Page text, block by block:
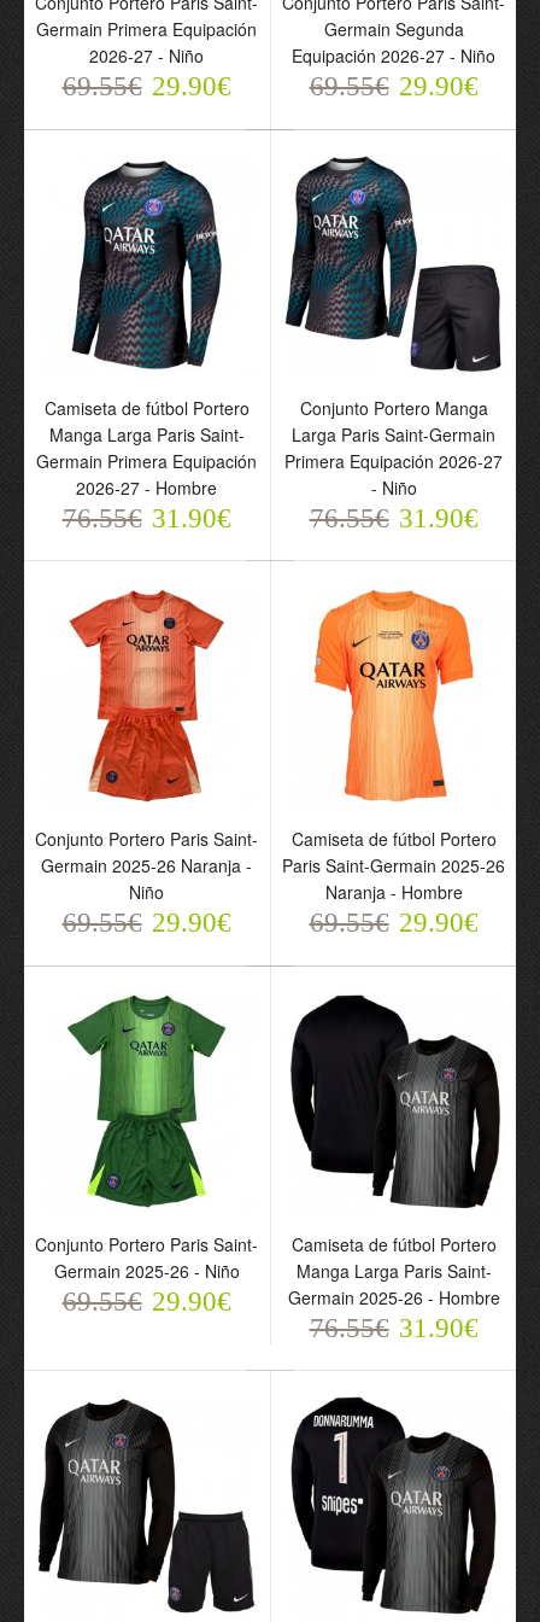
Saint-Germain Primera
Equipación 2026-27 -
Niño
69.55€
Saint-Germain Segunda
Equipación 2026-27 -
Niño
69.55€
Camiseta de fútbol
Portero Manga Larga
Paris Saint-Germain
Primera Equipación
2026-27 - Hombre
76.55€ 31.90€
Conjunto Portero Manga
Larga Paris Saint-
Germain Primera
Equipación 2026-27 -
Niño
76.55€ 31.90€
Conjunto Portero Paris
69.55€ 29.90€
Camiseta de fútbol
Naranja - Hombre
69.55€ 29.90€
Conjunto Portero Paris
Saint-Germain 2025-26 -
Niño
69.55€ 29.90€
Camiseta de fútbol
Portero Manga Larga
Paris Saint-Germain
2025-26 - Hombre
76.55€ 31.90€
Germain Primera Equipación
2026-27 - Niño
69.55€ 29.90€
Germain Segunda
Equipación 2026-27 - Niño
69.55€ 29.90€
Camiseta de fútbol Portero
Manga Larga Paris Saint-
Germain Primera Equipación
2026-27 - Hombre
76.55€ 31.90€
Conjunto Portero Manga
Larga Paris Saint-Germain
Primera Equipación 2026-27
- Niño
76.55€ 31.90€
Conjunto Portero Paris Saint-
Germain 2025-26 Naranja -
Niño
69.55€ 29.90€
Camiseta de fútbol Portero
Paris Saint-Germain 2025-26
Naranja - Hombre
69.55€ 29.90€
Conjunto Portero Paris Saint-
Germain 2025-26 - Niño
69.55€ 29.90€
Camiseta de fútbol Portero
Manga Larga Paris Saint-
Germain 2025-26 - Hombre
76.55€ 31.90€